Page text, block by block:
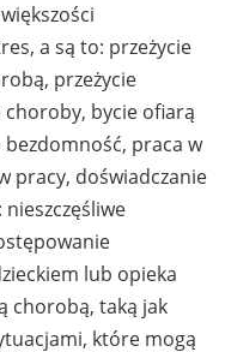
a są to: przeżycie
przeżycie
choroby, bycie ofiarą
praca w
pracy, doświadczanie
lub opieka
chorobą, taką jak
które mogą